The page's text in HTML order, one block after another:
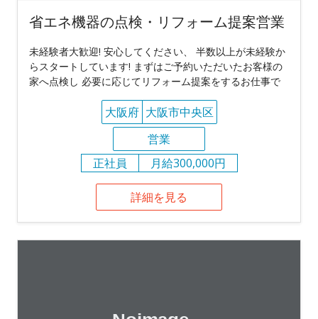
省エネ機器の点検・リフォーム提案営業
未経験者大歓迎! 安心してください、 半数以上が未経験か
らスタートしています! まずはご予約いただいたお客様の
家へ点検し 必要に応じてリフォーム提案をするお仕事で
大阪府 大阪市中央区
営業
正社員
月給300,000円
詳細を見る